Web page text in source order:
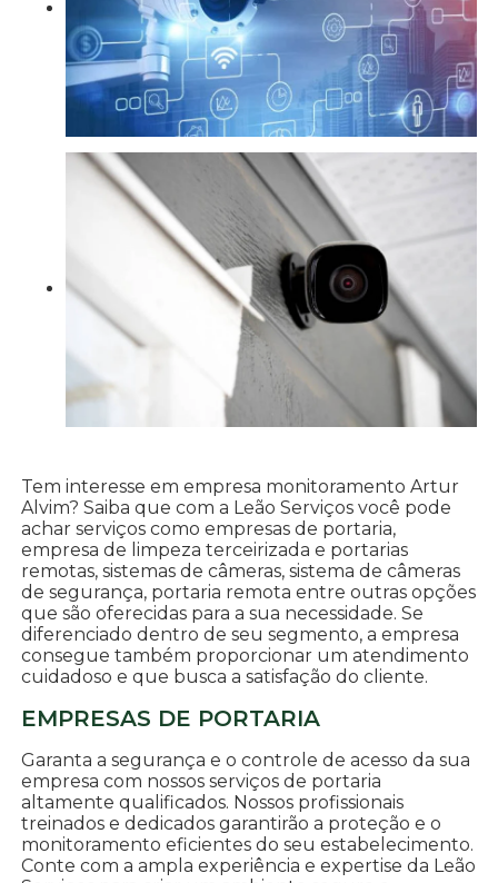
Tem interesse em empresa monitoramento Artur
Alvim? Saiba que com a Leão Serviços você pode
achar serviços como empresas de portaria,
empresa de limpeza terceirizada e portarias
remotas, sistemas de câmeras, sistema de câmeras
de segurança, portaria remota entre outras opções
que são oferecidas para a sua necessidade. Se
diferenciado dentro de seu segmento, a empresa
consegue também proporcionar um atendimento
cuidadoso e que busca a satisfação do cliente.
EMPRESAS DE PORTARIA
Garanta a segurança e o controle de acesso da sua
empresa com nossos serviços de portaria
altamente qualificados. Nossos profissionais
treinados e dedicados garantirão a proteção e o
monitoramento eficientes do seu estabelecimento.
Conte com a ampla experiência e expertise da Leão